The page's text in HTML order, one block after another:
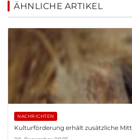
ÄHNLICHE ARTIKEL
NACHRICHTEN
Kulturförderung erhält zusätzliche